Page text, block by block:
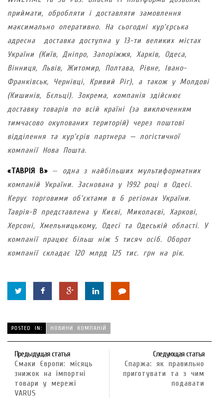
приймати, обробляти і доставляти замовлення
максимально оперативно. На сьогодні кур’єрська
адресна доставка доступна у 13-ти великих містах
України (Київ, Дніпро, Запоріжжя, Харків, Одеса,
Вінниця, Львів, Житомир, Полтава, Рівне, Івано-
Франківськ, Чернівці, Кривий Ріг), а також у Молдові
(Кишинів, Бєльці). Зокрема, компанія здійснює
доставку товарів по всій країні (за виключенням
тимчасово окупованих територій) через поштові
відділення та кур’єрів партнера — логістичної
компанії Нова Пошта.
«ТАВРІЯ В» — одна з найбільших мультиформатних
компаній України. Заснована у 1992 році в Одесі.
Керує торговими об’єктами в 6 регіонах України.
Таврія-В представлена у Києві, Миколаєві, Харкові,
Херсоні, Хмельницькому, Одесі та Одеській області. У
компанії працює більш ніж 5 тисяч осіб. Оборот
компанії складає 120 млрд 125 тис. грн на рік.
POSTED IN: НОВИНИ КОМПАНІЙ
Предыдущая статья
Смаки Європи: місяць
знижок на імпортні
товари у мережі
VARUS
Следующая статья
Спаржа: як правильно
приготувати та з чим
подавати